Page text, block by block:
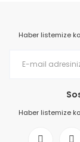
Haber listemize
Haber listemize